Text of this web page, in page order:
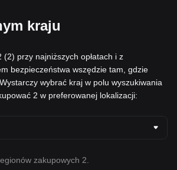
kraju
(2) przy najniższych opłatach i z
bezpieczeństwa wszędzie tam, gdzie
wybrać kraj w polu wyszukiwania
2 w preferowanej lokalizacji:
zakupowych 2.